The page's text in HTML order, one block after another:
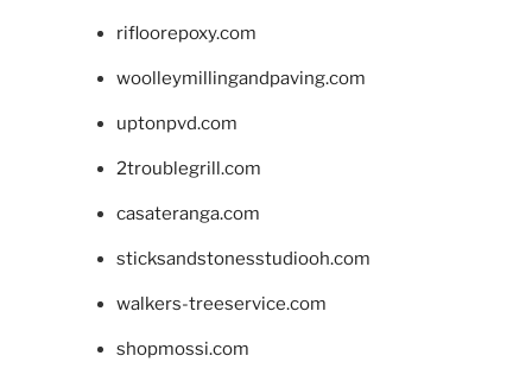
rifloorepoxy.com
woolleymillingandpaving.com
uptonpvd.com
2troublegrill.com
casateranga.com
sticksandstonesstudiooh.com
walkers-treeservice.com
shopmossi.com